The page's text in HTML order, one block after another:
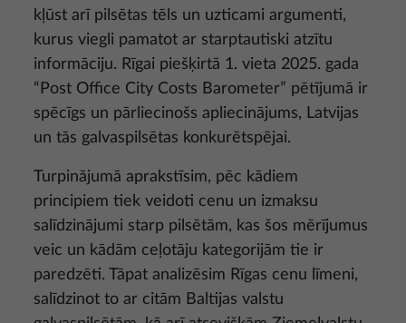
kļūst arī pilsētas tēls un uzticami argumenti,
kurus viegli pamatot ar starptautiski atzītu
informāciju. Rīgai piešķirtā 1. vieta 2025. gada
“Post Office City Costs Barometer” pētījumā ir
spēcīgs un pārliecinošs apliecinājums, Latvijas
un tās galvaspilsētas konkurētspējai.
Turpinājumā aprakstīsim, pēc kādiem
principiem tiek veidoti cenu un izmaksu
salīdzinājumi starp pilsētām, kas šos mērījumus
veic un kādām ceļotāju kategorijām tie ir
paredzēti. Tāpat analizēsim Rīgas cenu līmeni,
salīdzinot to ar citām Baltijas valstu